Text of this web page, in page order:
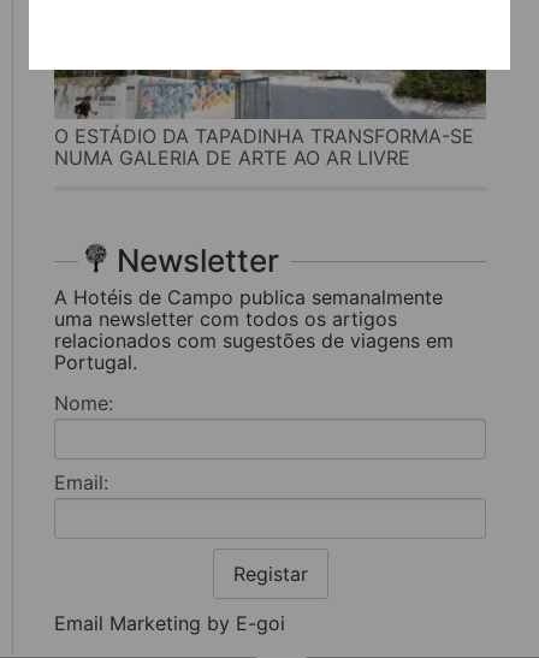
O ESTÁDIO DA TAPADINHA TRANSFORMA-SE
NUMA GALERIA DE ARTE AO AR LIVRE
Newsletter
A Hotéis de Campo publica semanalmente
uma newsletter com todos os artigos
relacionados com sugestões de viagens em
Portugal.
Nome:
Email:
Registar
Email Marketing by E-goi